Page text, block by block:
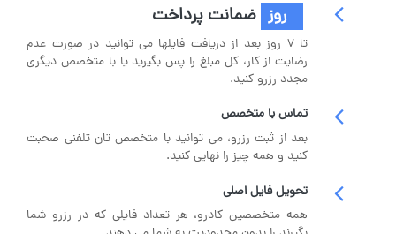
ضمانت پرداخت
تا ۷ روز بعد از دریافت فایلها می توانید در صورت عدم
رضایت از کار، کل مبلغ را پس بگیرید یا با متخصص دیگری
مجدد رزرو کنید.
تماس با متخصص
بعد از ثبت رزرو، می توانید با متخصص تان تلفنی صحبت
کنید و همه چیز را نهایی کنید.
تحویل فایل اصلی
همه متخصصین کادرو، هر تعداد فایلی که در رزرو شما